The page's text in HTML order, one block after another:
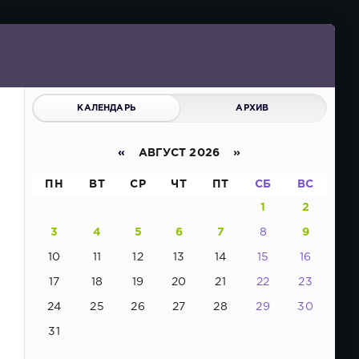
КАЛЕНДАРЬ АРХИВ
« АВГУСТ 2026 »
ПН ВТ СР ЧТ ПТ СБ ВС
1 2
3 4 5 6 7 8 9
10 11 12 13 14 15 16
17 18 19 20 21 22 23
24 25 26 27 28 29 30
31